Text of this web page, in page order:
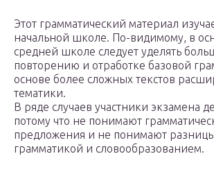
Этот грамматический материал
начальной школе. По-видимому, в
средней школе следует уделять
повторению и отработке базовой
основе более сложных текстов
тематики.
В ряде случаев участники экзамена
потому что не понимают
предложения и не понимают
грамматикой и словообразованием.